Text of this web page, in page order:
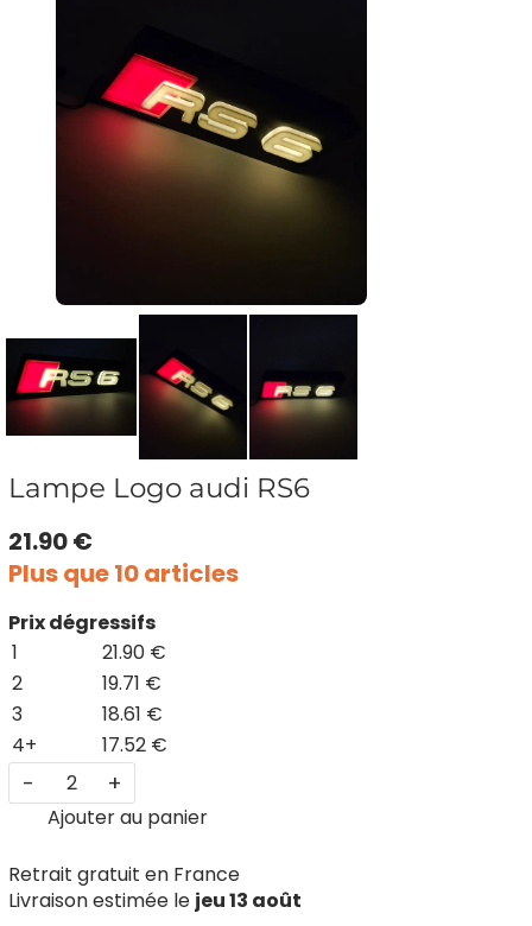
Lampe Logo audi RS6
21.90 €
Plus que 10 articles
Prix dégressifs
1
21.90 €
2
19.71 €
3
18.61 €
4+
17.52 €
- +
Ajouter au panier
Retrait gratuit en France
Livraison estimée le jeu 13 août